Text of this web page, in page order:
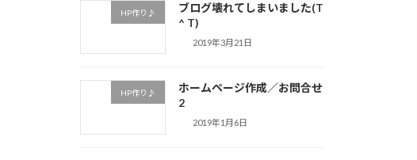
HP作り♪
ブログ壊れてしまいました(T
^ T)
2019年3月21日
HP作り♪
ホームページ作成／お問合せ
2
2019年1月6日